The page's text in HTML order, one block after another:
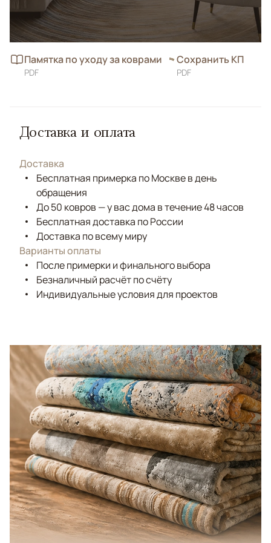
Памятка по уходу за коврами
PDF
Сохранить КП
PDF
Доставка и оплата
Доставка
Бесплатная примерка по Москве в день
обращения
До 50 ковров — у вас дома в течение 48 часов
Бесплатная доставка по России
Доставка по всему миру
Варианты оплаты
После примерки и финального выбора
Безналичный расчёт по счёту
Индивидуальные условия для проектов